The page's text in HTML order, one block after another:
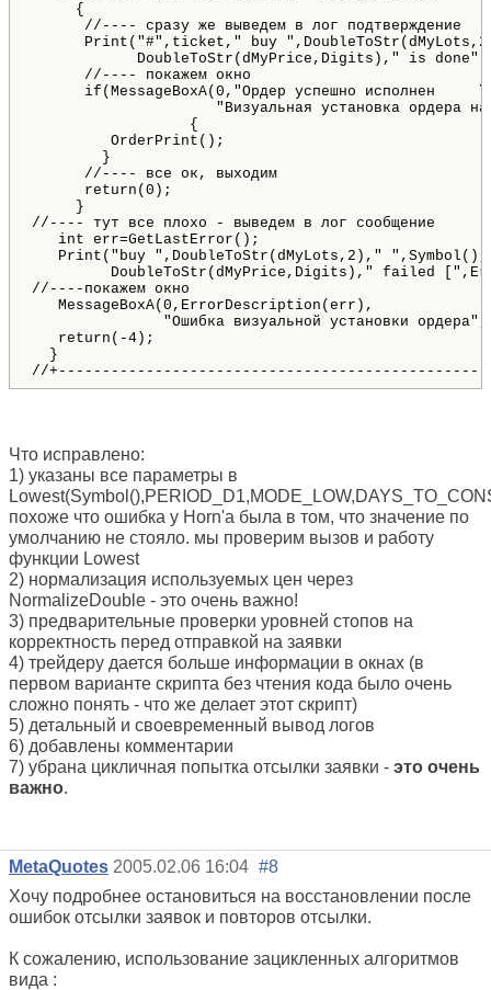
     {
      //---- сразу же выведем в лог подтверждение
Print("#",ticket," buy
DoubleToStr(dMyPrice,Digits)," is
      //---- покажем окно
if(MessageBoxA(0,"Ордер успешно исполнен
         OrderPrint();
        }
      //---- все ок, выходим
      return(0);
     }
//---- тут все плохо - выведем в лог сообщение
   int err=GetLastError();
Print("buy ",DoubleToStr(dMyLots,2),"
DoubleToStr(dMyPrice,Digits)," failed
//----покажем окно
   MessageBoxA(0,ErrorDescription(err),
"Ошибка визуальной установки
   return(-4);
  }
//
Что исправлено:
1) указаны все параметры в
похоже что ошибка у Horn'а была в том, что значение по
умолчанию не стояло. мы проверим вызов и работу
функции Lowest
2) нормализация используемых цен через
NormalizeDouble - это очень важно!
3) предварительные проверки уровней стопов на
корректность перед отправкой на заявки
4) трейдеру дается больше информации в окнах (в
первом варианте скрипта без чтения кода было очень
сложно понять - что же делает этот скрипт)
5) детальный и своевременный вывод логов
6) добавлены комментарии
7) убрана цикличная попытка отсылки заявки - это очень
важно.
MetaQuotes 2005.02.06 16:04 #8
Хочу подробнее остановиться на восстановлении после
ошибок отсылки заявок и повторов отсылки.
К сожалению, использование зацикленных алгоритмов
вида :